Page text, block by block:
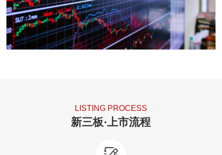
LISTING PROCESS
新三板·上市流程